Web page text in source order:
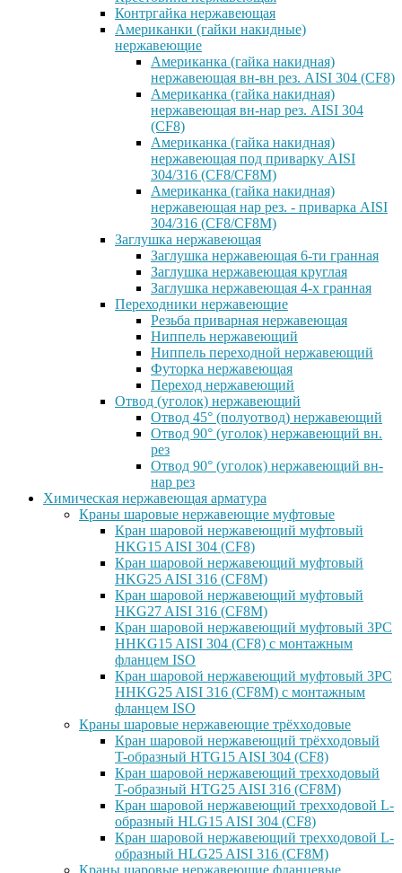
Контргайка нержавеющая
Американки (гайки накидные)
нержавеющие
Американка (гайка накидная)
нержавеющая вн-вн рез. AISI 304 (CF8)
Американка (гайка накидная)
нержавеющая вн-нар рез. AISI 304
(CF8)
Американка (гайка накидная)
нержавеющая под приварку AISI
304/316 (CF8/CF8M)
Американка (гайка накидная)
нержавеющая нар рез. - приварка AISI
304/316 (CF8/CF8M)
Заглушка нержавеющая
Заглушка нержавеющая 6-ти гранная
Заглушка нержавеющая круглая
Заглушка нержавеющая 4-х гранная
Переходники нержавеющие
Резьба приварная нержавеющая
Ниппель нержавеющий
Ниппель переходной нержавеющий
Футорка нержавеющая
Переход нержавеющий
Отвод (уголок) нержавеющий
Отвод 45° (полуотвод) нержавеющий
Отвод 90° (уголок) нержавеющий вн.
рез
Отвод 90° (уголок) нержавеющий вн-
нар рез
Химическая нержавеющая арматура
Краны шаровые нержавеющие муфтовые
Кран шаровой нержавеющий муфтовый
HKG15 AISI 304 (CF8)
Кран шаровой нержавеющий муфтовый
HKG25 AISI 316 (CF8M)
Кран шаровой нержавеющий муфтовый
HKG27 AISI 316 (CF8M)
Кран шаровой нержавеющий муфтовый 3PC
HHKG15 AISI 304 (CF8) с монтажным
фланцем ISO
Кран шаровой нержавеющий муфтовый 3PC
HHKG25 AISI 316 (CF8M) с монтажным
фланцем ISO
Краны шаровые нержавеющие трёхходовые
Кран шаровой нержавеющий трёхходовый
T-образный HTG15 AISI 304 (CF8)
Кран шаровой нержавеющий трехходовый
T-образный HTG25 AISI 316 (CF8M)
Кран шаровой нержавеющий трехходовой L-
образный HLG15 AISI 304 (CF8)
Кран шаровой нержавеющий трехходовой L-
образный HLG25 AISI 316 (CF8M)
Краны шаровые нержавеющие фланцевые